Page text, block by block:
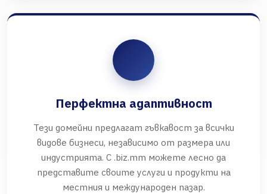
Перфектна адаптивност
Тези домейни предлагат гъвкавост за всички
видове бизнеси, независимо от размера или
индустрията. С .biz.mm можете лесно да
представите своите услуги и продукти на
местния и международен пазар.